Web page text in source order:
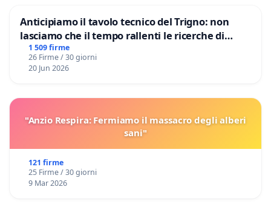
Anticipiamo il tavolo tecnico del Trigno: non
lasciamo che il tempo rallenti le ricerche di
Domenico Racanati
1 509 firme
26 Firme / 30 giorni
20 Jun 2026
"Anzio Respira: Fermiamo il massacro degli alberi
sani"
121 firme
25 Firme / 30 giorni
9 Mar 2026